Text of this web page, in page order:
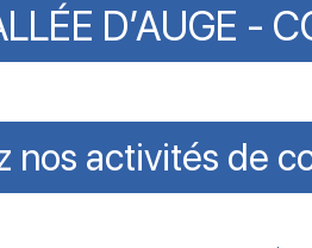
D’AUGE -
nos activités de